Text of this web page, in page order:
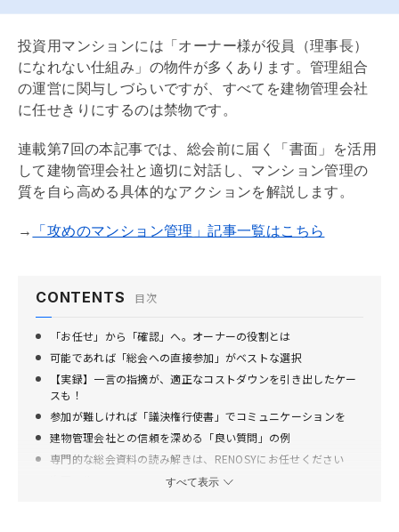
投資用マンションには「オーナー様が役員（理事長）
になれない仕組み」の物件が多くあります。 管理組合
の運営に関与しづらいですが、すべてを建物管理会社
に任せきりにするのは禁物です。
連載第7回の本記事では、総会前に届く「書面」を活用
して建物管理会社と適切に対話し、マンション管理の
質を自ら高める具体的なアクションを解説します。
→ 「攻めのマンション管理」記事一覧はこちら
CONTENTS 目次
「お任せ」から「確認」へ。オーナーの役割とは
可能であれば「総会への直接参加」がベストな選択
【実録】一言の指摘が、適正なコストダウンを引き出したケー
スも！
参加が難しければ「議決権行使書」でコミュニケーションを
建物管理会社との信頼を深める「良い質問」の例
専門的な総会資料の読み解きは、RENOSYにお任せください
すべて表示